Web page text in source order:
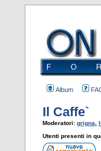
Album
Il Caffe`
Moderatori: grigna
Utenti presenti in